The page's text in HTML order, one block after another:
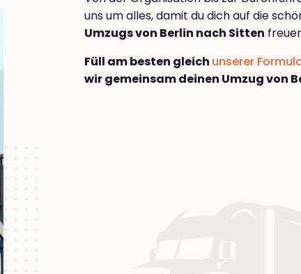
uns um alles, damit du dich auf die
Umzugs von Berlin nach Sitten
Füll am besten gleich unserer
wir gemeinsam deinen Umzug von